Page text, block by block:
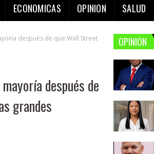
ECONOMICAS OPINION SALUD
después de que Wall Street
después de
grandes
OPINION